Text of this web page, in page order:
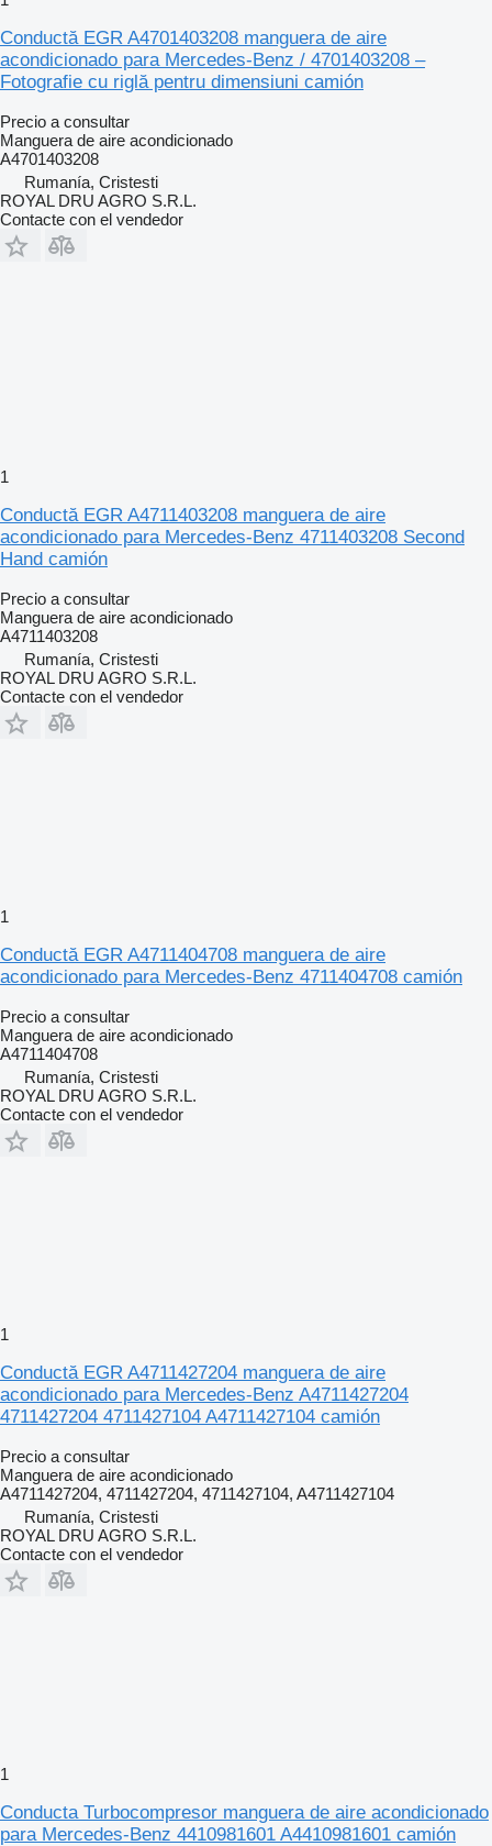
Conductă EGR A4701403208 manguera de aire
acondicionado para Mercedes-Benz / 4701403208 –
Fotografie cu riglă pentru dimensiuni camión
Precio a consultar
Manguera de aire acondicionado
A4701403208
Rumanía, Cristesti
ROYAL DRU AGRO S.R.L.
Contacte con el vendedor
1
Conductă EGR A4711403208 manguera de aire
acondicionado para Mercedes-Benz 4711403208 Second
Hand camión
Precio a consultar
Manguera de aire acondicionado
A4711403208
Rumanía, Cristesti
ROYAL DRU AGRO S.R.L.
Contacte con el vendedor
1
Conductă EGR A4711404708 manguera de aire
acondicionado para Mercedes-Benz 4711404708 camión
Precio a consultar
Manguera de aire acondicionado
A4711404708
Rumanía, Cristesti
ROYAL DRU AGRO S.R.L.
Contacte con el vendedor
1
Conductă EGR A4711427204 manguera de aire
acondicionado para Mercedes-Benz A4711427204
4711427204 4711427104 A4711427104 camión
Precio a consultar
Manguera de aire acondicionado
A4711427204, 4711427204, 4711427104, A4711427104
Rumanía, Cristesti
ROYAL DRU AGRO S.R.L.
Contacte con el vendedor
1
Conducta Turbocompresor manguera de aire acondicionado
para Mercedes-Benz 4410981601 A4410981601 camión